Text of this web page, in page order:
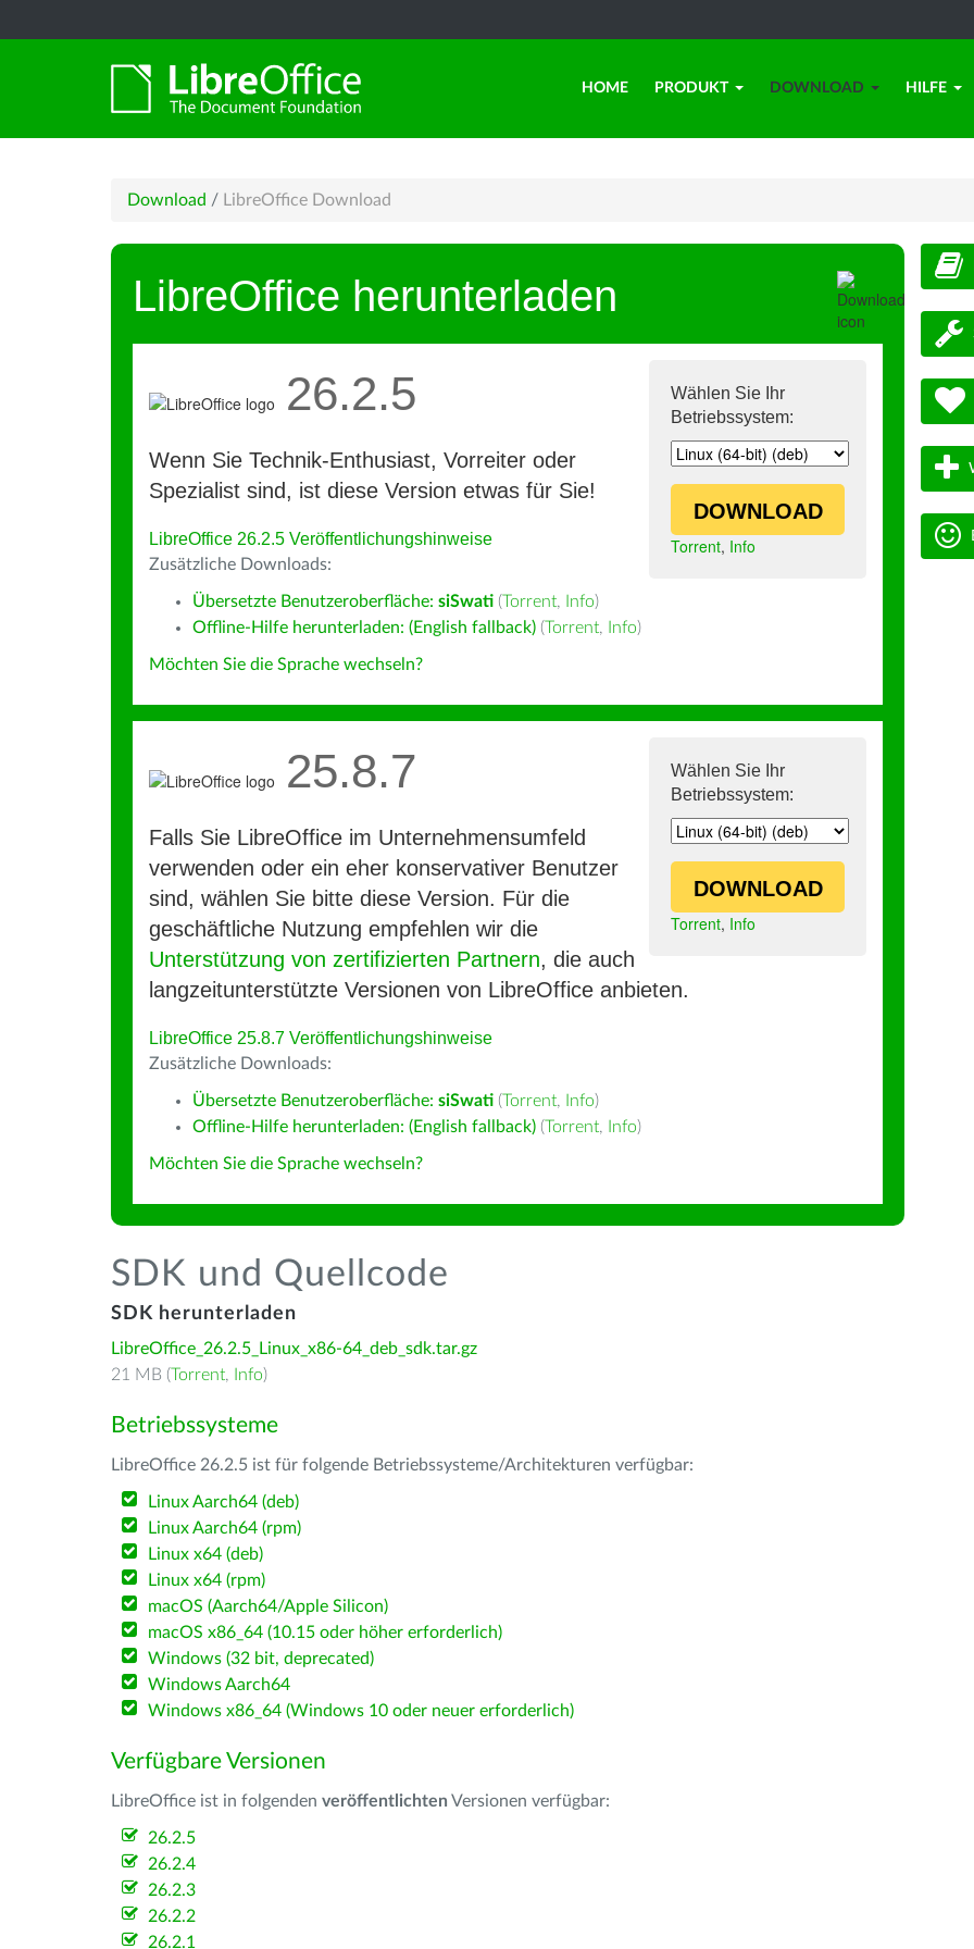
HOME PRODUKT DOWNLOAD HILFE
Download / LibreOffice Download
LibreOffice herunterladen
Wählen Sie Ihr
Betriebssystem:
DOWNLOAD
Torrent, Info
26.2.5
Wenn Sie Technik-Enthusiast, Vorreiter oder
Spezialist sind, ist diese Version etwas für Sie!
LibreOffice 26.2.5 Veröffentlichungshinweise
Zusätzliche Downloads:
Übersetzte Benutzeroberfläche: siSwati (Torrent, Info)
Offline-Hilfe herunterladen: (English fallback) (Torrent, Info)
Möchten Sie die Sprache wechseln?
Wählen Sie Ihr
Betriebssystem:
DOWNLOAD
Torrent, Info
25.8.7
Falls Sie LibreOffice im Unternehmensumfeld
verwenden oder ein eher konservativer Benutzer
sind, wählen Sie bitte diese Version. Für die
geschäftliche Nutzung empfehlen wir die
Unterstützung von zertifizierten Partnern, die auch
langzeitunterstützte Versionen von LibreOffice anbieten.
LibreOffice 25.8.7 Veröffentlichungshinweise
Zusätzliche Downloads:
Übersetzte Benutzeroberfläche: siSwati (Torrent, Info)
Offline-Hilfe herunterladen: (English fallback) (Torrent, Info)
Möchten Sie die Sprache wechseln?
SDK und Quellcode
SDK herunterladen
LibreOffice_26.2.5_Linux_x86-64_deb_sdk.tar.gz
21 MB (Torrent, Info)
Betriebssysteme
LibreOffice 26.2.5 ist für folgende Betriebssysteme/Architekturen verfügbar:
Linux Aarch64 (deb)
Linux Aarch64 (rpm)
Linux x64 (deb)
Linux x64 (rpm)
macOS (Aarch64/Apple Silicon)
macOS x86_64 (10.15 oder höher erforderlich)
Windows (32 bit, deprecated)
Windows Aarch64
Windows x86_64 (Windows 10 oder neuer erforderlich)
Verfügbare Versionen
LibreOffice ist in folgenden veröffentlichten Versionen verfügbar:
26.2.5
26.2.4
26.2.3
26.2.2
26.2.1